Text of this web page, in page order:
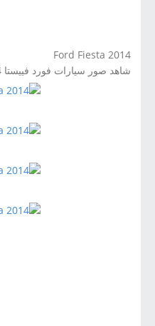
2014
Ford Fiesta
شاهد صور سيارات فورد فييستا 2014